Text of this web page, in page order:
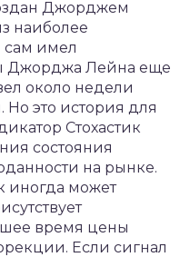
Джорджем
наиболее
сам имел
Джорджа Лейна еще
около недели
Но это история для
Стохастик
состояния
на рынке.
иногда может
время цены
Если сигнал